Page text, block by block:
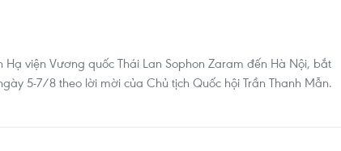
viện Vương quốc Thái Lan Sophon Zaram đến Hà Nội, bắt
5-7/8 theo lời mời của Chủ tịch Quốc hội Trần Thanh Mẫn.